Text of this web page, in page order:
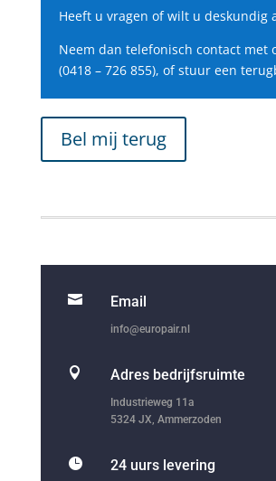
Heeft u vragen of wilt u deskundig
Neem dan telefonisch contact met
(0418 – 726 855), of stuur een
Bel mij terug
 Email
info@europair.nl
 Adres bedrijfsruimte
Industrieweg 11a
5324 JX, Ammerzoden
 24 uurs levering